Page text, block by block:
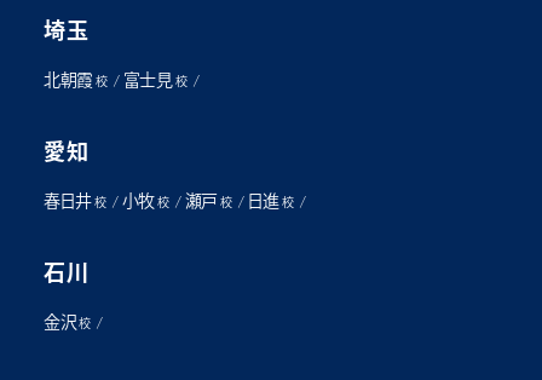
埼玉
北朝霞 校/ 富士見 校/
愛知
春日井 校/ 小牧 校/ 瀬戸 校/ 日進 校/
石川
金沢 校 /